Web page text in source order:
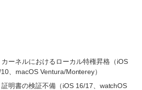
カーネルにおけるローカル特権昇格（iOS
、macOS Ventura/Monterey）
証明書の検証不備（iOS 16/17、watchOS